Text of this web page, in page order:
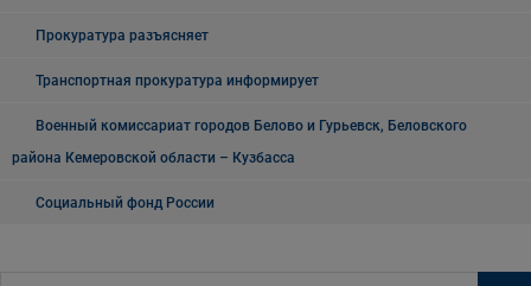
Прокуратура разъясняет
Транспортная прокуратура информирует
Военный комиссариат городов Белово и Гурьевск, Беловского
района Кемеровской области – Кузбасса
Социальный фонд России